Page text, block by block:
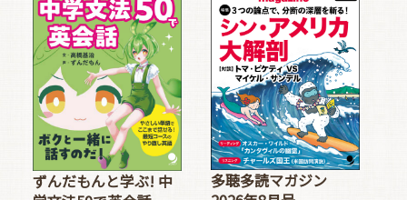
ずんだもんと学ぶ! 中
多聴多読マガジン